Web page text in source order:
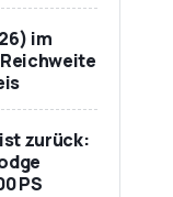
im
ist zurück:
PS